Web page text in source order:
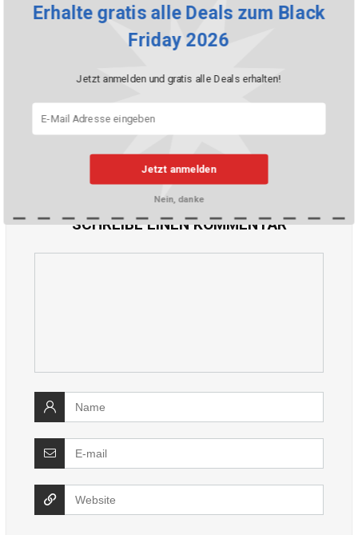
Cyber Week: Spare bis zu CHF 250
Was meinst du dazu?
SCHREIBE EINEN KOMMENTAR
Jetzt anmelden
Erhalte gratis alle Deals zum Black
Friday 2026
Jetzt anmelden und gratis alle Deals erhalten!
Nein, danke